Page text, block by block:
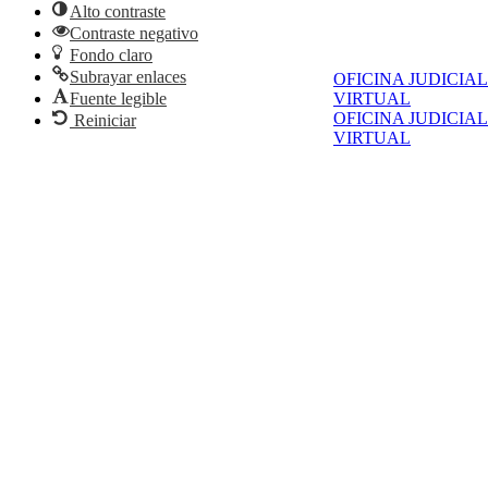
OFICINA JUDICIAL
VIRTUAL
OFICINA JUDICIAL
VIRTUAL
Alto contraste
Contraste negativo
Fondo claro
Subrayar enlaces
Fuente legible
Reiniciar